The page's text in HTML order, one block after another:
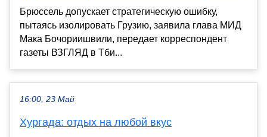
Брюссель допускает стратегическую ошибку,
пытаясь изолировать Грузию, заявила глава МИД
Мака Бочориишвили, передает корреспондент
газеты ВЗГЛЯД в Тби...
16:00, 23 Май
Хургада: отдых на любой вкус